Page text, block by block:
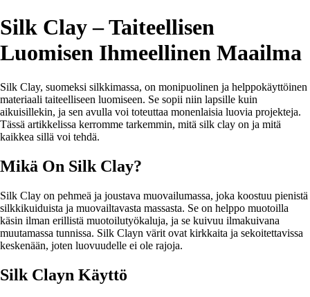
Silk Clay – Taiteellisen
Luomisen Ihmeellinen Maailma
Silk Clay, suomeksi silkkimassa, on monipuolinen ja helppokäyttöinen
materiaali taiteelliseen luomiseen. Se sopii niin lapsille kuin
aikuisillekin, ja sen avulla voi toteuttaa monenlaisia luovia projekteja.
Tässä artikkelissa kerromme tarkemmin, mitä silk clay on ja mitä
kaikkea sillä voi tehdä.
Mikä On Silk Clay?
Silk Clay on pehmeä ja joustava muovailumassa, joka koostuu pienistä
silkkikuiduista ja muovailtavasta massasta. Se on helppo muotoilla
käsin ilman erillistä muotoilutyökaluja, ja se kuivuu ilmakuivana
muutamassa tunnissa. Silk Clayn värit ovat kirkkaita ja sekoitettavissa
keskenään, joten luovuudelle ei ole rajoja.
Silk Clayn Käyttö